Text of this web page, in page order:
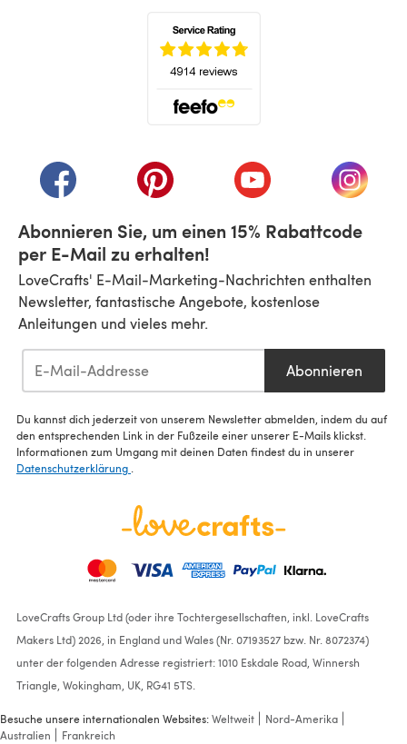
(öffnet sich in einem neuen Tab)
(öffnet sich in einem neuen Tab)
(öffnet sich in einem
(öffnet
Abonnieren Sie, um einen 15% Rabattcode
per E-Mail zu erhalten!
LoveCrafts' E-Mail-Marketing-Nachrichten enthalten
Newsletter, fantastische Angebote, kostenlose
Anleitungen und vieles mehr.
Abonnieren
Du kannst dich jederzeit von unserem Newsletter abmelden, indem du auf
den entsprechenden Link in der Fußzeile einer unserer E-Mails klickst.
Informationen zum Umgang mit deinen Daten findest du in unserer
Datenschutzerklärung .
LoveCrafts Group Ltd (oder ihre Tochtergesellschaften, inkl. LoveCrafts
Makers Ltd) 2026, in England und Wales (Nr. 07193527 bzw. Nr. 8072374)
unter der folgenden Adresse registriert: 1010 Eskdale Road, Winnersh
Triangle, Wokingham, UK, RG41 5TS.
Besuche unsere internationalen Websites:Weltweit
Nord-Amerika
Australien
Frankreich